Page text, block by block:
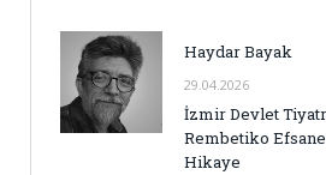
Haydar Bayak
29.04.2026
İzmir Devlet
Rembetiko
Hikaye